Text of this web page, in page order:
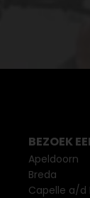
BEZOEK
Apeldoorn
Breda
Capelle a/d